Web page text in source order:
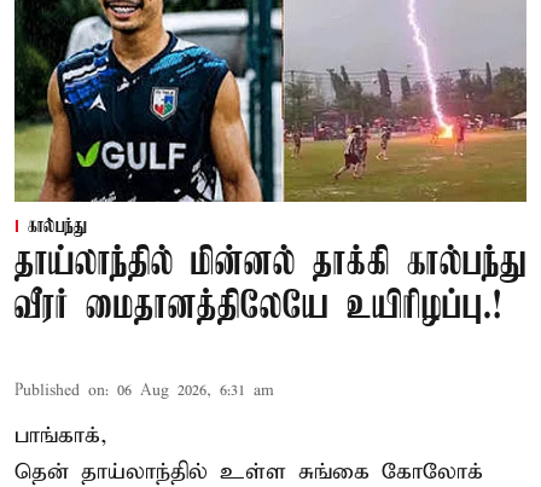
கால்பந்து
தாய்லாந்தில் மின்னல் தாக்கி கால்பந்து
வீரர் மைதானத்திலேயே உயிரிழப்பு.!
Published on: 06 Aug 2026, 6:31 am
பாங்காக்,
தென் தாய்லாந்தில் உள்ள சுங்கை கோலோக்